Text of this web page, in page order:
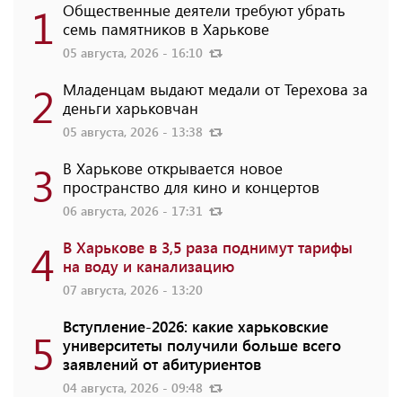
1 Общественные деятели требуют убрать
семь памятников в Харькове
05 августа, 2026 - 16:10
2 Младенцам выдают медали от Терехова за
деньги харьковчан
05 августа, 2026 - 13:38
3 В Харькове открывается новое
пространство для кино и концертов
06 августа, 2026 - 17:31
4 В Харькове в 3,5 раза поднимут тарифы
на воду и канализацию
07 августа, 2026 - 13:20
5 Вступление-2026: какие харьковские
университеты получили больше всего
заявлений от абитуриентов
04 августа, 2026 - 09:48